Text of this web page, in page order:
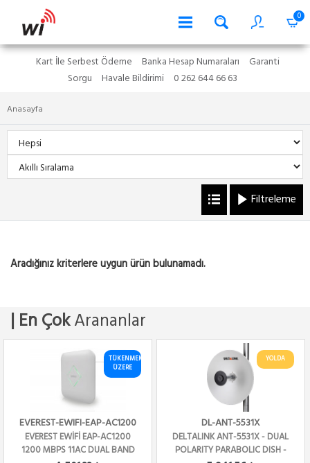
0
Kart İle Serbest Ödeme Banka Hesap Numaraları
Garanti
Sorgu
Havale Bildirimi 0 262 644 66 63
Anasayfa
Filtreleme
Aradığınız kriterlere uygun ürün bulunamadı.
| En ÇokArananlar
TÜKENMEK
ÜZERE
EVEREST-EWIFI-EAP-AC1200
EVEREST EWİFİ EAP-AC1200
1200 MBPS 11AC DUAL BAND
YOLDA
DL-ANT-5531X
DELTALINK ANT-5531X - DUAL
POLARITY PARABOLIC DISH -